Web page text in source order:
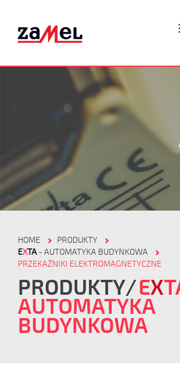
HOME
PRODUKTY
EXTA - AUTOMATYKA BUDYNKOWA
PRZEKAŹNIKI ELEKTROMAGNETYCZNE
PRODUKTY EX
AUTOMATYKA
BUDYNKOWA